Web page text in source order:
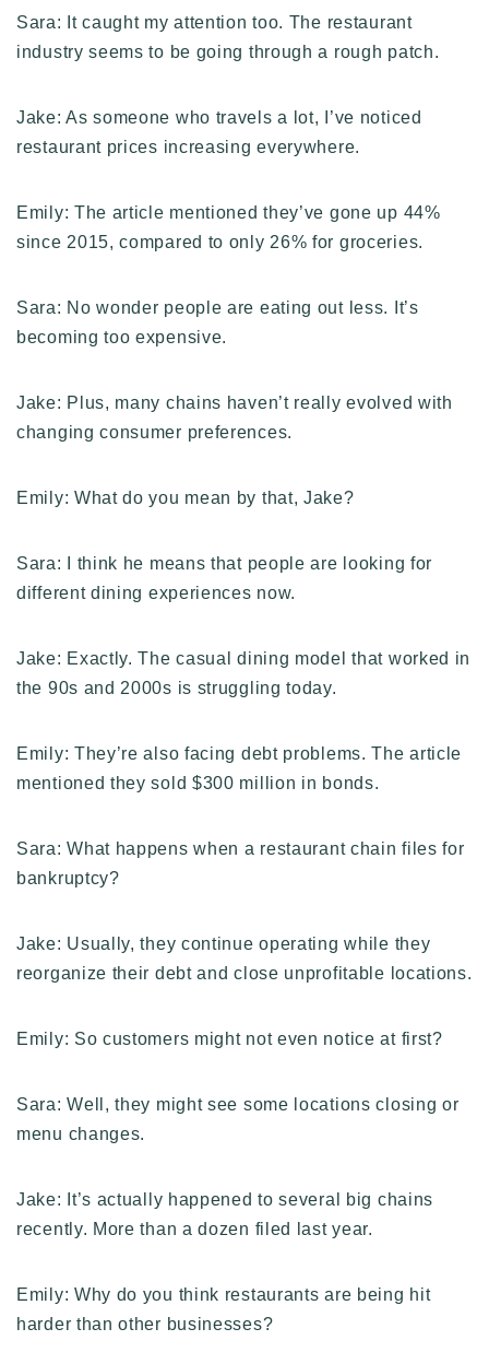
Sara: It caught my attention too. The restaurant
industry seems to be going through a rough patch.
Jake: As someone who travels a lot, I’ve noticed
restaurant prices increasing everywhere.
Emily: The article mentioned they’ve gone up 44%
since 2015, compared to only 26% for groceries.
Sara: No wonder people are eating out less. It’s
becoming too expensive.
Jake: Plus, many chains haven’t really evolved with
changing consumer preferences.
Emily: What do you mean by that, Jake?
Sara: I think he means that people are looking for
different dining experiences now.
Jake: Exactly. The casual dining model that worked in
the 90s and 2000s is struggling today.
Emily: They’re also facing debt problems. The article
mentioned they sold $300 million in bonds.
Sara: What happens when a restaurant chain files for
bankruptcy?
Jake: Usually, they continue operating while they
reorganize their debt and close unprofitable locations.
Emily: So customers might not even notice at first?
Sara: Well, they might see some locations closing or
menu changes.
Jake: It’s actually happened to several big chains
recently. More than a dozen filed last year.
Emily: Why do you think restaurants are being hit
harder than other businesses?